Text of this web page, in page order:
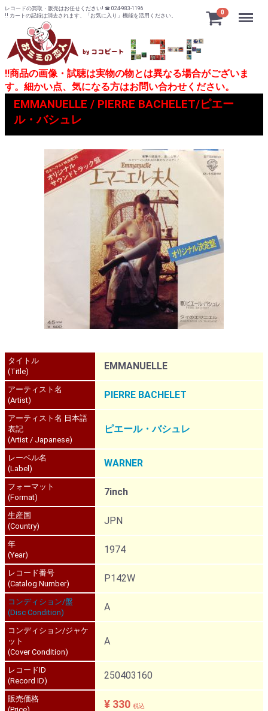
レコードの買取・販売はお任せください! ☎ 024-983-1196
!! カートの記録は消去されます、「お気に入り」機能を活用ください。
0 Menu
!!商品の画像・試聴は実物の物とは異なる場合がございま
す。細かい点、気になる方はお問い合わせください。
EMMANUELLE / PIERRE BACHELET/ピエー
ル・バシュレ
タイトル
(Title)
EMMANUELLE
アーティスト名
(Artist)
PIERRE BACHELET
アーティスト名 日本語
表記
(Artist / Japanese)
ピエール・バシュレ
レーベル名
(Label)
WARNER
フォーマット
(Format)
7inch
生産国
(Country)
JPN
年
(Year)
1974
レコード番号
(Catalog Number)
P142W
コンディション/盤
(Disc Condition)
A
コンディション/ジャケ
ット
(Cover Condition)
A
レコードID
(Record ID)
250403160
販売価格
¥ 330 税込